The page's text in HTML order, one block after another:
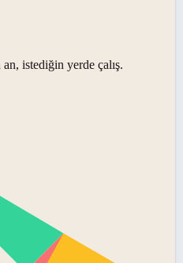
istediğin yerde çalış.